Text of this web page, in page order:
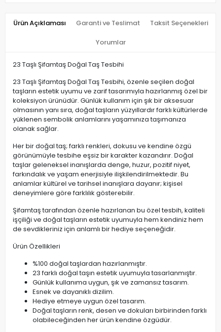
Ürün Açıklaması Garanti ve Teslimat Taksit Seçenekleri
Yorumlar
23 Taşlı Şifamtaş Doğal Taş Tesbihi
23 Taşlı Şifamtaş Doğal Taş Tesbihi, özenle seçilen doğal
taşların estetik uyumu ve zarif tasarımıyla hazırlanmış özel bir
koleksiyon ürünüdür. Günlük kullanım için şık bir aksesuar
olmasının yanı sıra, doğal taşların yüzyıllardır farklı kültürlerde
yüklenen sembolik anlamlarını yaşamınıza taşımanıza
olanak sağlar.
Her bir doğal taş; farklı renkleri, dokusu ve kendine özgü
görünümüyle tesbihe eşsiz bir karakter kazandırır. Doğal
taşlar geleneksel inanışlarda denge, huzur, pozitif niyet,
farkındalık ve yaşam enerjisiyle ilişkilendirilmektedir. Bu
anlamlar kültürel ve tarihsel inanışlara dayanır; kişisel
deneyimlere göre farklılık gösterebilir.
Şifamtaş tarafından özenle hazırlanan bu özel tesbih, kaliteli
işçiliği ve doğal taşların estetik uyumuyla hem kendiniz hem
de sevdikleriniz için anlamlı bir hediye seçeneğidir.
Ürün Özellikleri
%100 doğal taşlardan hazırlanmıştır.
23 farklı doğal taşın estetik uyumuyla tasarlanmıştır.
Günlük kullanıma uygun, şık ve zamansız tasarım.
Esnek ve dayanıklı dizilim.
Hediye etmeye uygun özel tasarım.
Doğal taşların renk, desen ve dokuları birbirinden farklı
olabileceğinden her ürün kendine özgüdür.